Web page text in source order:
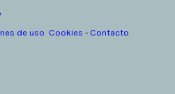
de uso Cookies - Contacto